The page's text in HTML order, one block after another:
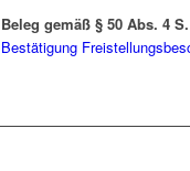
Beleg gemäß § 50 Abs. 4
Bestätigung